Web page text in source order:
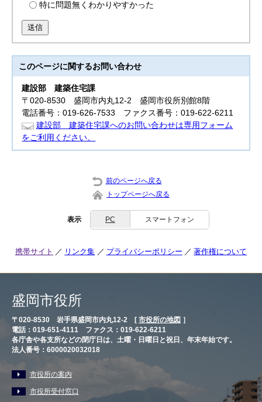
特に問題無くわかりやすかった
送信
このページに関するお問い合わせ
建設部建築住宅課
〒020-8530 盛岡市内丸12-2 盛岡市役所別館8階
電話番号：019-626-7533 ファクス番号：019-622-6211
建設部 建築住宅課へのお問い合わせは専用フォーム
をご利用ください。
前のページへ戻る
トップページへ戻る
表示 PC スマートフォン
携帯サイト リンク集 プライバシーポリシー 著作権について
盛岡市役所
〒020-8530 岩手県盛岡市内丸12-2 [ 市役所の地図 ］
電話：019-651-4111 ファクス：019-622-6211
各庁舎や各支所などの閉庁日は、土曜・日曜日と祝日、年末年始です。
法人番号：6000020032018
市役所の案内
市役所受付窓口